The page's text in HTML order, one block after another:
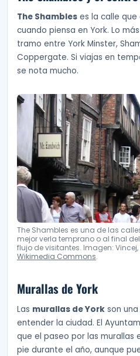
The Shambles es la calle
cuando piensa en York. Lo
tramo entre York Minster,
Coppergate. Si viajas en
se nota mucho.
The Shambles es una de las
mejor verla temprano o al final
flujo de visitantes. Imagen:
Wikimedia Commons.
Murallas de York
Las murallas de York son
entender la ciudad. El
que el paseo por las murallas
pie durante el año, aunque